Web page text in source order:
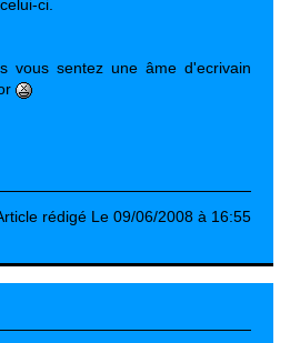
ci.
vous sentez une âme d'ecrivain
rédigé Le 09/06/2008 à 16:55